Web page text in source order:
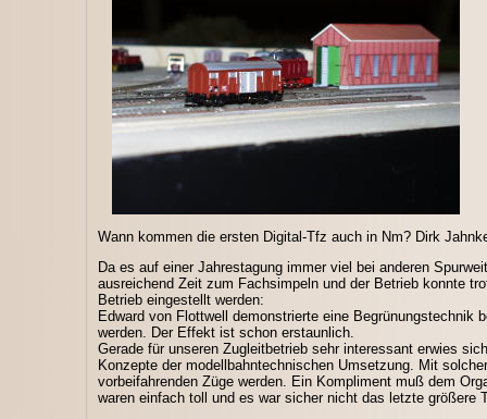
Wann kommen die ersten Digital-Tfz auch in Nm? Dirk
Da es auf einer Jahrestagung immer viel bei anderen
ausreichend Zeit zum Fachsimpeln und der Betrieb konnte
Betrieb eingestellt werden:
Edward von Flottwell demonstrierte eine
werden. Der Effekt ist schon erstaunlich.
Gerade für unseren Zugleitbetrieb sehr interessant erwies
Konzepte der modellbahntechnischen Umsetzung. Mit
vorbeifahrenden Züge werden. Ein Kompliment muß dem
waren einfach toll und es war sicher nicht das letzte größere